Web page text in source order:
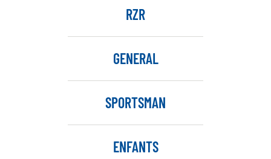
RZR
GENERAL
SPORTSMAN
ENFANTS